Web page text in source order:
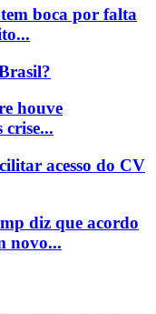
boca por falta
houve
crise...
acesso do CV
diz que acordo
novo...